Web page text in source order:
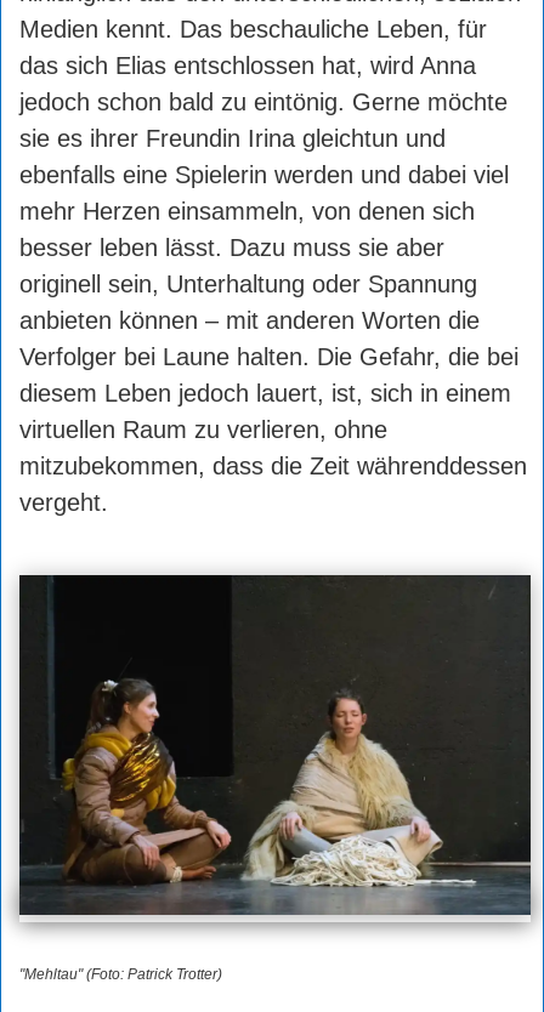
Medien kennt. Das beschauliche Leben, für
das sich Elias entschlossen hat, wird Anna
jedoch schon bald zu eintönig. Gerne möchte
sie es ihrer Freundin Irina gleichtun und
ebenfalls eine Spielerin werden und dabei viel
mehr Herzen einsammeln, von denen sich
besser leben lässt. Dazu muss sie aber
originell sein, Unterhaltung oder Spannung
anbieten können – mit anderen Worten die
Verfolger bei Laune halten. Die Gefahr, die bei
diesem Leben jedoch lauert, ist, sich in einem
virtuellen Raum zu verlieren, ohne
mitzubekommen, dass die Zeit währenddessen
vergeht.
"Mehltau" (Foto: Patrick Trotter)